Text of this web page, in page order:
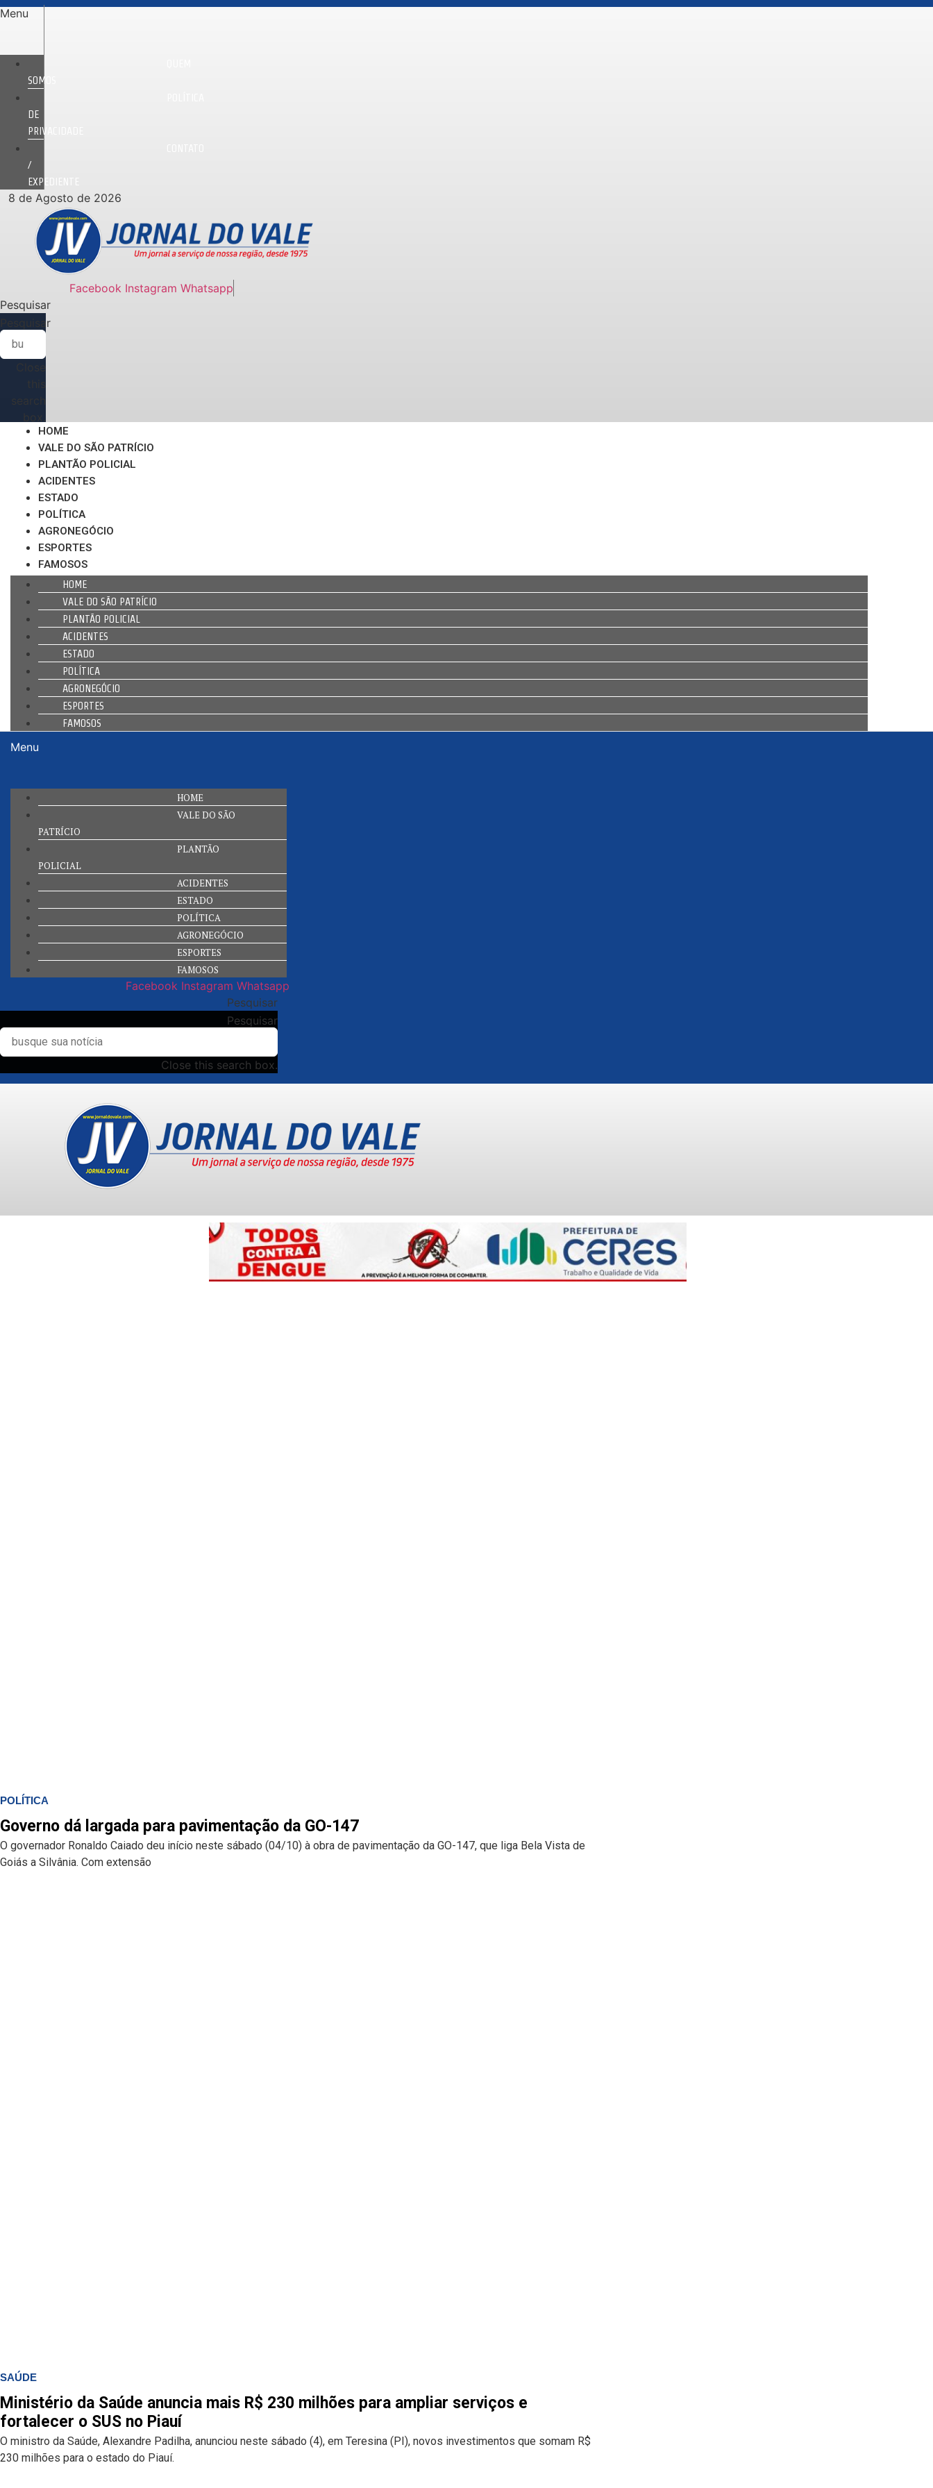
Ir
conteúdo
Menu
SOMOS
DE
PRIVACIDADE
/
EXPEDIENTE
8 de Agosto de 2026
Facebook Instagram Whatsapp
Pesquisar
Pesquisar
Close
this
search
box.
HOME
VALE DO SÃO PATRÍCIO
PLANTÃO POLICIAL
ACIDENTES
ESTADO
POLÍTICA
AGRONEGÓCIO
ESPORTES
FAMOSOS
HOME
VALE DO SÃO PATRÍCIO
PLANTÃO POLICIAL
ACIDENTES
ESTADO
POLÍTICA
AGRONEGÓCIO
ESPORTES
FAMOSOS
Menu
HOME
VALE DO SÃO
PATRÍCIO
PLANTÃO
POLICIAL
ACIDENTES
ESTADO
POLÍTICA
AGRONEGÓCIO
ESPORTES
FAMOSOS
Facebook Instagram Whatsapp
Pesquisar
Pesquisar
Close this search box.
POLÍTICA
Governo dá largada para pavimentação da GO-147
O governador Ronaldo Caiado deu início neste sábado (04/10) à obra de pavimentação da GO-147, que liga Bela Vista de
Goiás a Silvânia. Com extensão
SAÚDE
Ministério da Saúde anuncia mais R$ 230 milhões para ampliar serviços e
fortalecer o SUS no Piauí
O ministro da Saúde, Alexandre Padilha, anunciou neste sábado (4), em Teresina (PI), novos investimentos que somam R$
230 milhões para o estado do Piauí.